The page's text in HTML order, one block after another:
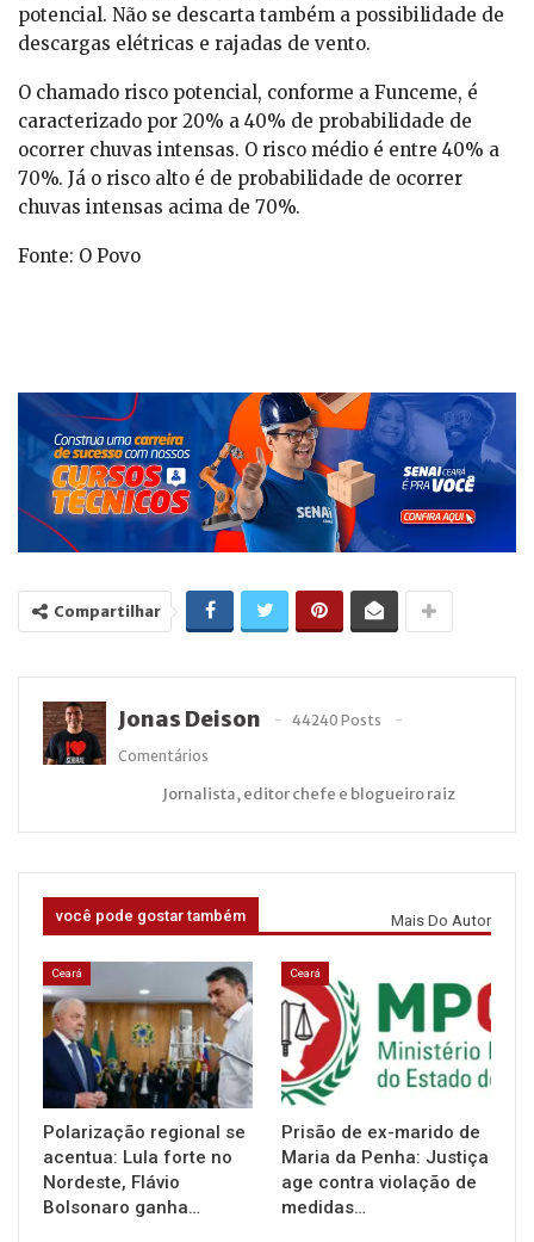
potencial. Não se descarta também a possibilidade de
descargas elétricas e rajadas de vento.
O chamado risco potencial, conforme a Funceme, é
caracterizado por 20% a 40% de probabilidade de
ocorrer chuvas intensas. O risco médio é entre 40% a
70%. Já o risco alto é de probabilidade de ocorrer
chuvas intensas acima de 70%.
Fonte: O Povo
Compartilhar
Jonas Deison
44240 Posts
Comentários
Jornalista, editor chefe e blogueiro raiz
você pode gostar também Mais Do Autor
Ceará
Polarização regional se
acentua: Lula forte no
Nordeste, Flávio
Bolsonaro ganha…
Ceará
Prisão de ex-marido de
Maria da Penha: Justiça
age contra violação de
medidas…